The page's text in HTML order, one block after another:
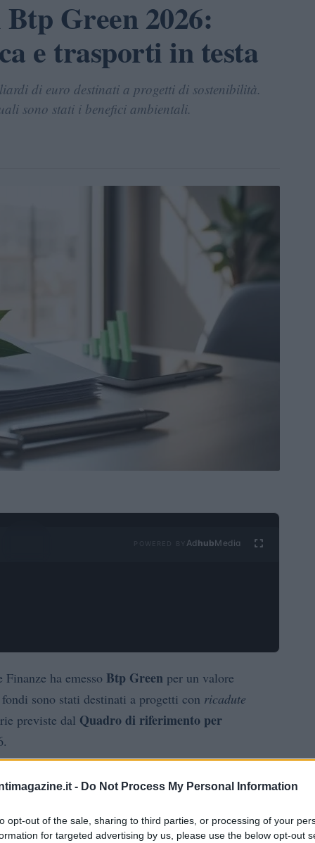
- Do Not Process My Personal Information
opt-out of the sale, sharing to third parties, or processing of your
for targeted advertising by us, please use the below opt-out
Green 2026:
e trasporti in testa
di euro destinati a progetti di sostenibilità.
sono stati i benefici ambientali.
Ad hubMedia
ha emesso Btp Green per un valore
sono stati destinati a progetti con ricadute
previste dal Quadro di riferimento per
realizzati nel quadriennio 2026-2026, con